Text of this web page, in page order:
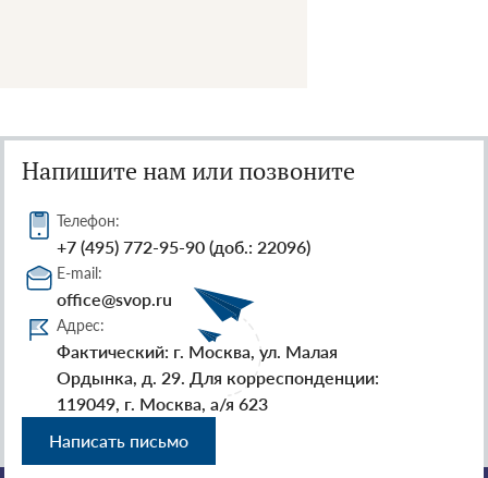
Напишите нам или позвоните
Телефон:
+7 (495) 772-95-90 (доб.: 22096)
E-mail:
office@svop.ru
Адрес:
Фактический: г. Москва, ул. Малая
Ордынка, д. 29. Для корреспонденции:
119049, г. Москва, а/я 623
Написать письмо